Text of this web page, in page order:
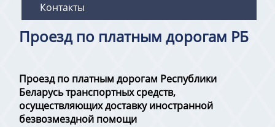
Контакты
Проезд по платным дорогам РБ
Проезд по платным дорогам Республики
Беларусь транспортных средств,
осуществляющих доставку иностранной
безвозмездной помощи